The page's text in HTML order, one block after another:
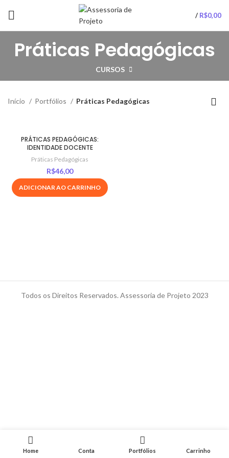
/ R$0,00
Práticas Pedagógicas
CURSOS
Início Portfólios Práticas Pedagógicas
PRÁTICAS PEDAGÓGICAS:
IDENTIDADE DOCENTE
Práticas Pedagógicas
R$46,00
ADICIONAR AO CARRINHO
Todos os Direitos Reservados. Assessoria de Projeto 2023
Home Conta Portfólios Carrinho